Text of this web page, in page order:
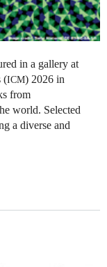
in a gallery at
(ICM) 2026 in
from
world. Selected
a diverse and